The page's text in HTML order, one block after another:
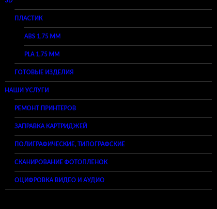
ПЛАСТИК
ABS 1,75 ММ
PLA 1,75 ММ
ГОТОВЫЕ ИЗДЕЛИЯ
НАШИ УСЛУГИ
РЕМОНТ ПРИНТЕРОВ
ЗАПРАВКА КАРТРИДЖЕЙ
ПОЛИГРАФИЧЕСКИЕ, ТИПОГРАФСКИЕ
СКАНИРОВАНИЕ ФОТОПЛЕНОК
ОЦИФРОВКА ВИДЕО И АУДИО